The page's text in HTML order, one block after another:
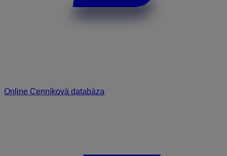
Online Cenníková databáza